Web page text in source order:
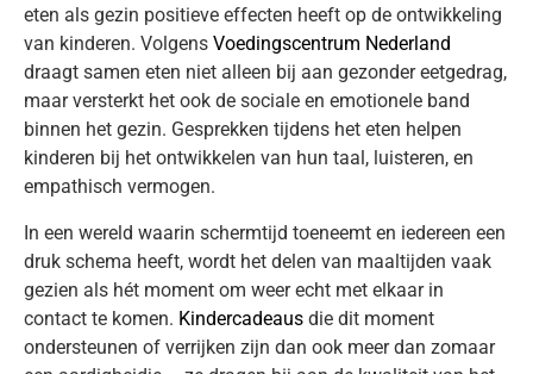
eten als gezin positieve effecten heeft op de ontwikkeling
van kinderen. Volgens Voedingscentrum Nederland
draagt samen eten niet alleen bij aan gezonder eetgedrag,
maar versterkt het ook de sociale en emotionele band
binnen het gezin. Gesprekken tijdens het eten helpen
kinderen bij het ontwikkelen van hun taal, luisteren, en
empathisch vermogen.
In een wereld waarin schermtijd toeneemt en iedereen een
druk schema heeft, wordt het delen van maaltijden vaak
gezien als hét moment om weer echt met elkaar in
contact te komen. Kindercadeaus die dit moment
ondersteunen of verrijken zijn dan ook meer dan zomaar